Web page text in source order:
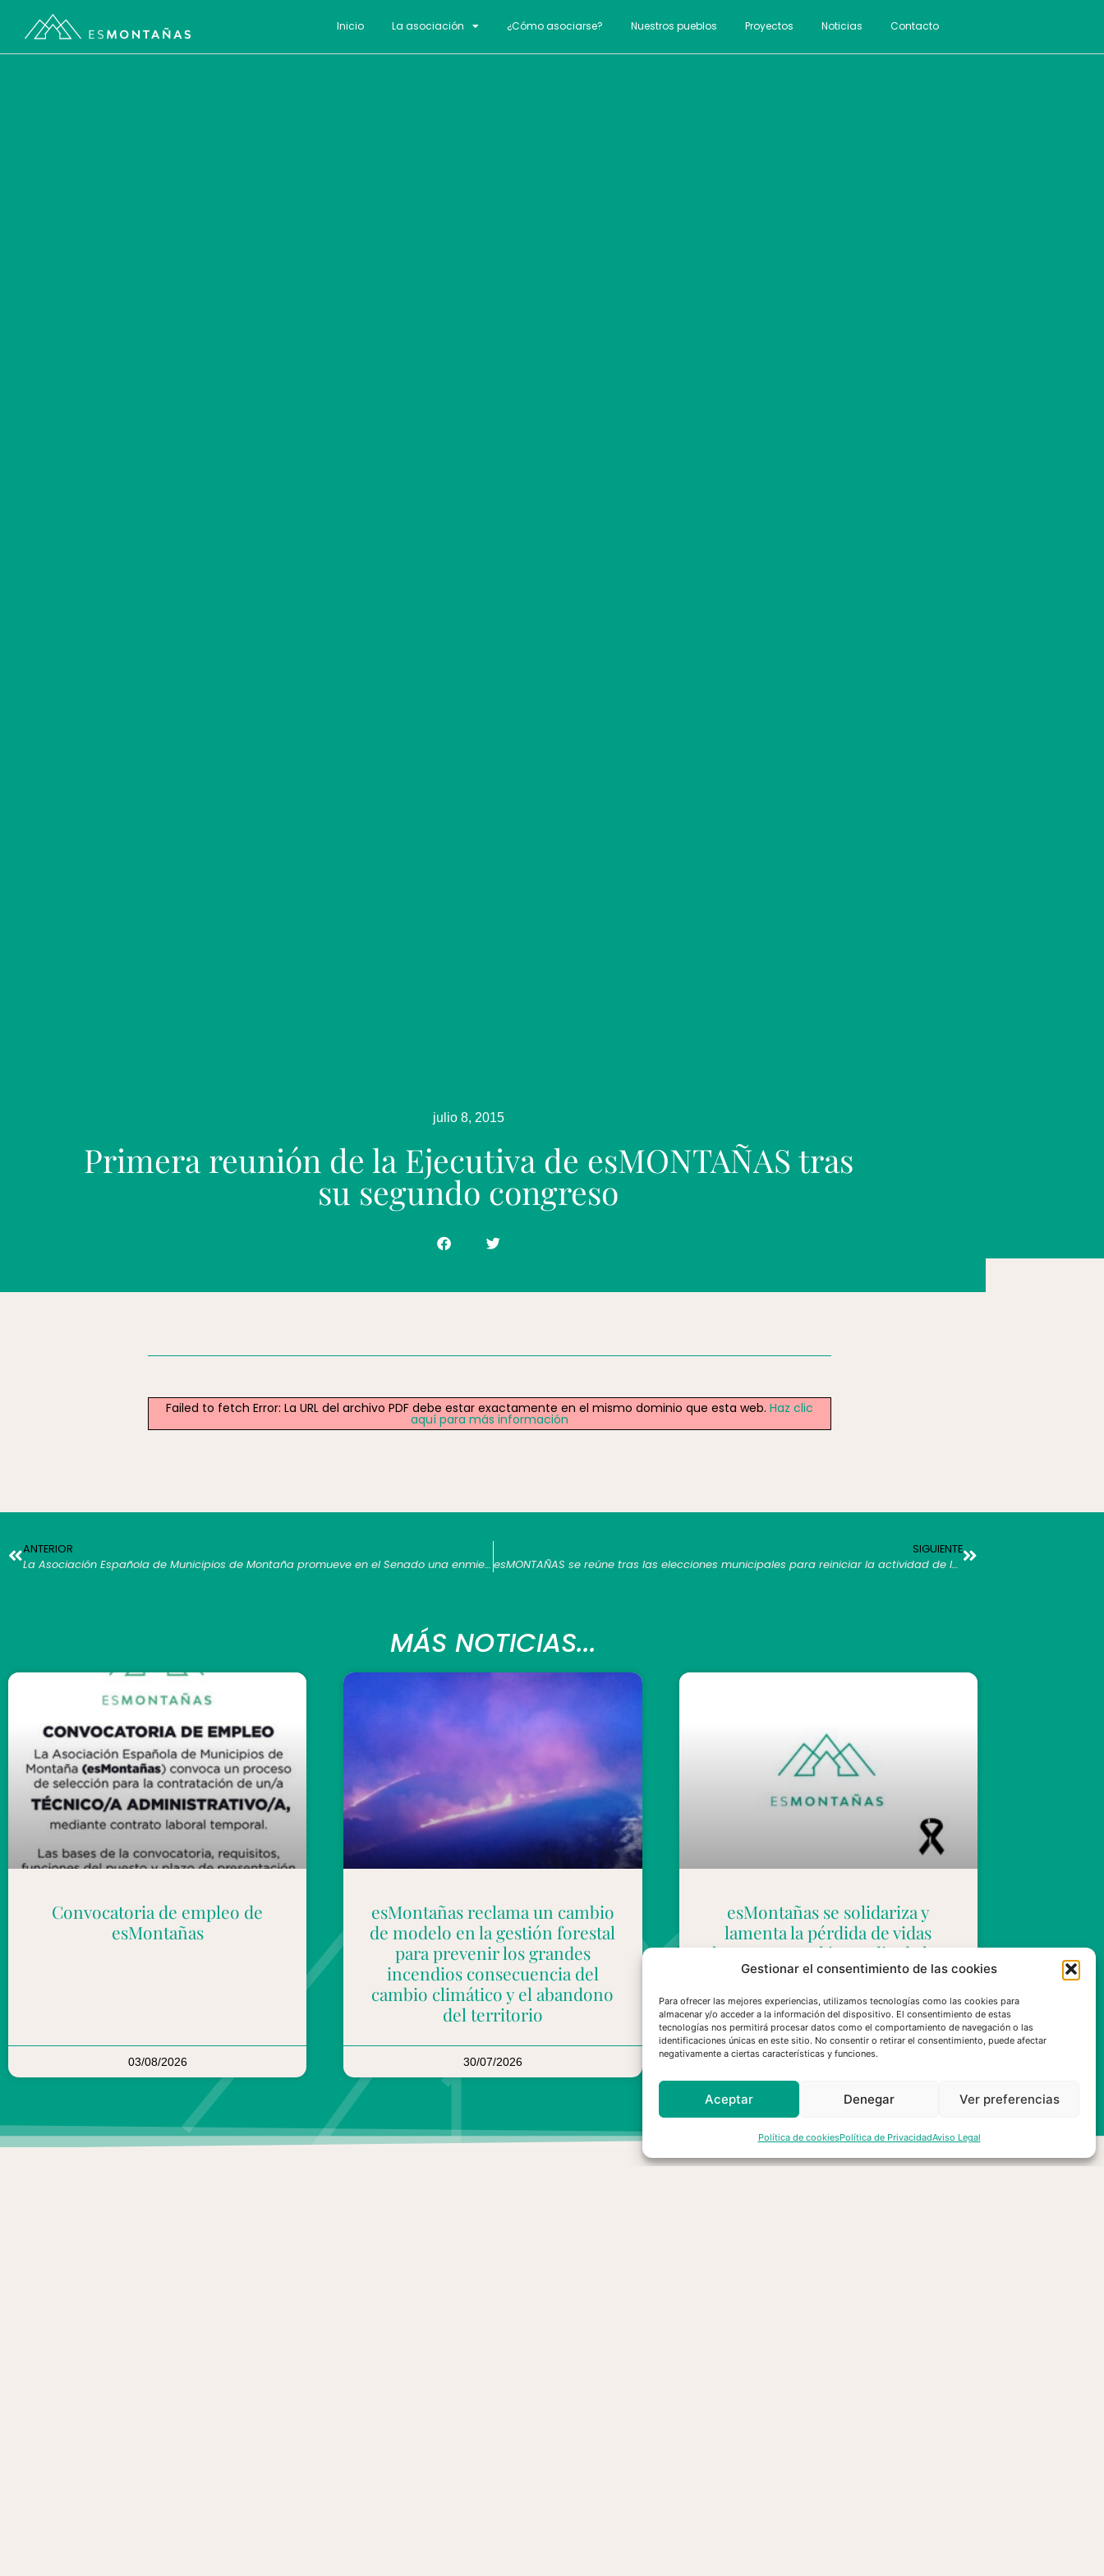
Gestionar el consentimiento de las cookies
Para ofrecer las mejores experiencias, utilizamos tecnologías como las cookies para
almacenar y/o acceder a la información del dispositivo. El consentimiento de estas
tecnologías nos permitirá procesar datos como el comportamiento de navegación o las
identificaciones únicas en este sitio. No consentir o retirar el consentimiento, puede afectar
negativamente a ciertas características y funciones.
Aceptar Denegar Ver preferencias
Política de cookiesPolítica de PrivacidadAviso Legal
Inicio La asociación ¿Cómo asociarse? Nuestros pueblos Proyectos Noticias Contacto
julio 8, 2015
Primera reunión de la Ejecutiva de esMONTAÑAS tras
su segundo congreso
Failed to fetch Error: La URL del archivo PDF debe estar exactamente en el mismo dominio que esta web. Haz clic
aquí para más información
ANTERIOR
La Asociación Española de Municipios de Montaña promueve en el Senado una enmienda a la nueva Ley de Montes
SIGUIENTE
esMONTAÑAS se reúne tras las elecciones municipales para reiniciar la actividad de la Asociación
MÁS NOTICIAS...
Convocatoria de empleo de
esMontañas
03/08/2026
esMontañas reclama un cambio
de modelo en la gestión forestal
para prevenir los grandes
incendios consecuencia del
cambio climático y el abandono
del territorio
30/07/2026
esMontañas se solidariza y
lamenta la pérdida de vidas
humanas en el incendio de los
municipios de Los Gallardos y
Bédar en Almería
10/07/2026